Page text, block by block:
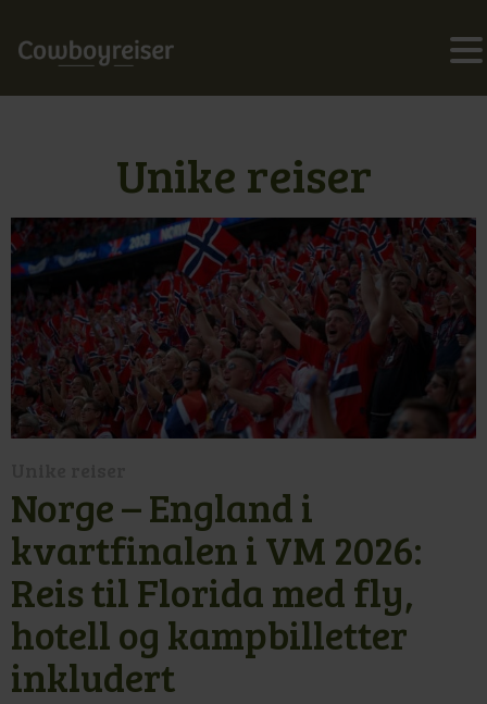
Unike reiser
Norge – England i
kvartfinalen i VM 2026:
Reis til Florida med fly,
hotell og kampbilletter
inkludert